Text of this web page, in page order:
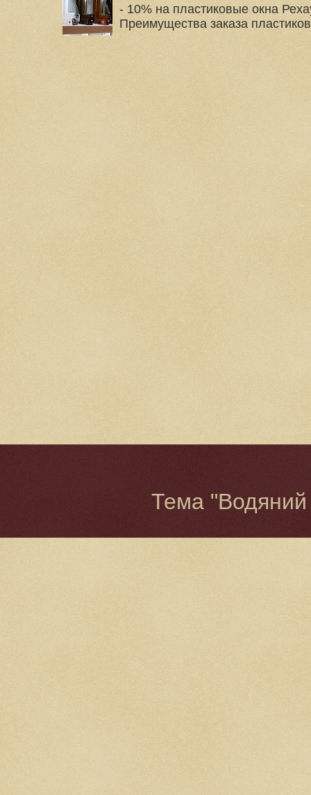
- 10% на пластиковые окна
Преимущества заказа
Тема